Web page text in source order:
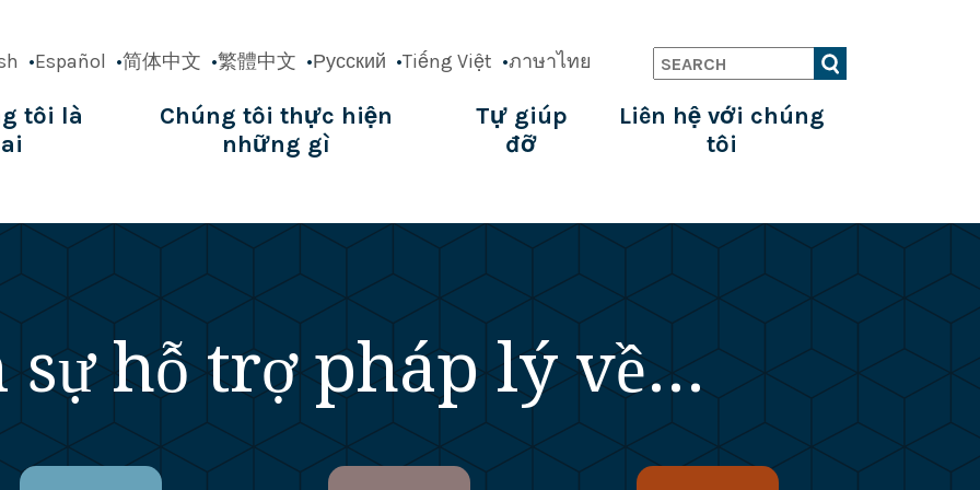
Español 简体中文 繁體中文 Русский Tiếng Việt ภาษาไทย Search
tôi là
ai
Chúng tôi thực hiện
những gì
Tự giúp
đỡ
Liên hệ với chúng
tôi
sự hỗ trợ pháp lý về...